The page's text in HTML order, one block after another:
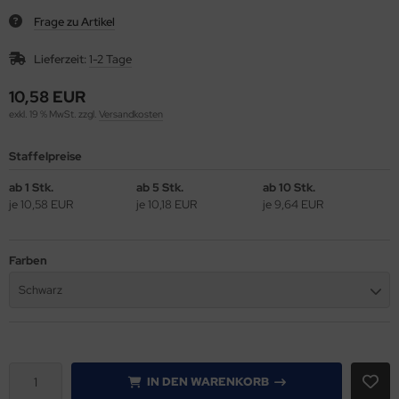
Frage zu Artikel
Lieferzeit: 1-2 Tage
10,58 EUR
exkl. 19 % MwSt. zzgl. Versandkosten
Staffelpreise
ab 1 Stk.
je 10,58 EUR
ab 5 Stk.
je 10,18 EUR
ab 10 Stk.
je 9,64 EUR
Farben
Schwarz
IN DEN WARENKORB
Nuten & Perforieren
IDEAL
/ Squarefold
secabo, Rollen-Schneidplotter
IDEAL
für Schreibtischblocks
Cellophanieren